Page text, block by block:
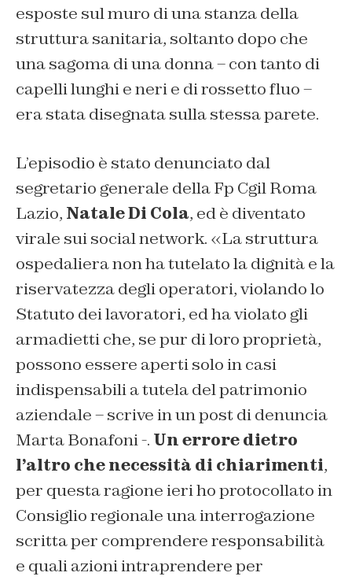
esposte sul muro di una stanza della
struttura sanitaria, soltanto dopo che
una sagoma di una donna – con tanto di
capelli lunghi e neri e di rossetto fluo –
era stata disegnata sulla stessa parete.
L’episodio è stato denunciato dal
segretario generale della Fp Cgil Roma
Lazio, Natale Di Cola, ed è diventato
virale sui social network. «La struttura
ospedaliera non ha tutelato la dignità e la
riservatezza degli operatori, violando lo
Statuto dei lavoratori, ed ha violato gli
armadietti che, se pur di loro proprietà,
possono essere aperti solo in casi
indispensabili a tutela del patrimonio
aziendale – scrive in un post di denuncia
Marta Bonafoni -. Un errore dietro
l’altro che necessità di chiarimenti,
per questa ragione ieri ho protocollato in
Consiglio regionale una interrogazione
scritta per comprendere responsabilità
e quali azioni intraprendere per